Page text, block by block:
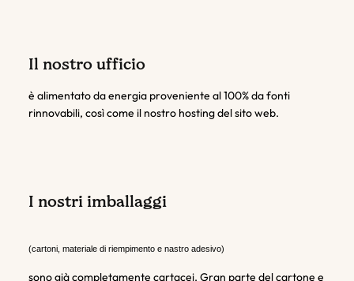
Il nostro ufficio
è alimentato da energia proveniente al 100% da fonti
rinnovabili, così come il nostro hosting del sito web.
I nostri imballaggi
(cartoni, materiale di riempimento e nastro adesivo)
sono già completamente cartacei. Gran parte del cartone e